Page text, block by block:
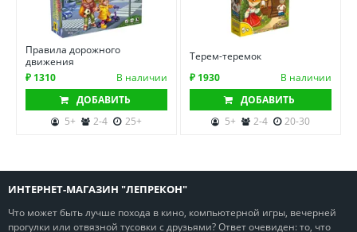
Правила дорожного
движения
₽ 1310
В наличии
ДОБАВИТЬ
5+
2-4 25+
Терем-теремок
₽ 1930
В наличии
ДОБАВИТЬ
5+
2-4 20-30
ИНТЕРНЕТ-МАГАЗИН "ЛЕПРЕКОН"
Что может быть лучше похода в кино, компьютерной игры, вечерней
прогулки или отвязной тусовки с друзьями? Ответ очевиден: то, что